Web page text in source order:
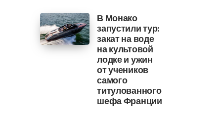
В Монако
запустили тур:
закат на воде
на культовой
лодке и ужин
от учеников
самого
титулованного
шефа Франции